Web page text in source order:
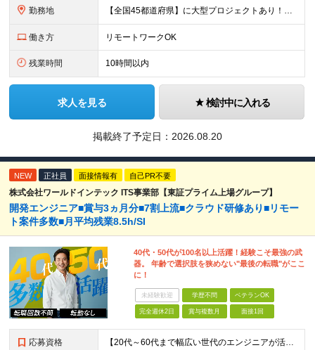
勤務地 【全国45都道府県】に大型プロジェクトあり！※ 四国・沖縄を除く 主要勤務地： 北海道/宮城県/栃木県/埼玉県/千葉県/東京都/神奈川県/愛知県/大阪府/京都府/兵庫県/広島県/福岡県/熊本県 ※勤
働き方 リモートワークOK
残業時間 10時間以内
求人を見る 検討中に入れる
掲載終了予定日： 2026.08.20
NEW 正社員 面接情報有 自己PR不要
株式会社ワールドインテック ITS事業部【東証プライム上場グループ】
開発エンジニア■賞与3ヵ月分■7割上流■クラウド研修あり■リモー
ト案件多数■月平均残業8.5h/SI
40代・50代が100名以上活躍！経験こそ最強の武
器。 年齢で選択肢を狭めない"最後の転職"がここ
に！
未経験歓迎 学歴不問 ベテランOK
完全週休2日 賞与複数月 面接1回
応募資格 【20代～60代まで幅広い世代のエンジニアが活躍してます】 ■学歴不問 ■転職回数不問 ■開発経験（年数不問）をお持ちの方